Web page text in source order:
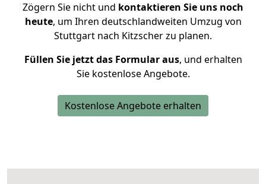
Zögern Sie nicht und kontaktieren Sie uns noch
heute, um Ihren deutschlandweiten Umzug von
Stuttgart nach Kitzscher zu planen.
Füllen Sie jetzt das Formular aus, und erhalten
Sie kostenlose Angebote.
Kostenlose Angebote erhalten